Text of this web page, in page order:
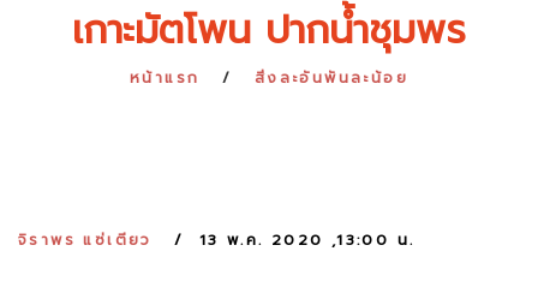
เกาะมัตโพน ปากน้ำชุมพร
หน้าแรก สิ่งละอันพันละน้อย
จิราพร แซ่เตียว 13 พ.ค. 2020 ,13:00 น.